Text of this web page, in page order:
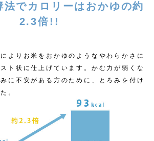
法でカロリーはおかゆの約
2.3倍!!
よりお米をおかゆのようなやわらかさに
ト状に仕上げています。かむ力が弱くな
に不安がある方のために、とろみを付け
。